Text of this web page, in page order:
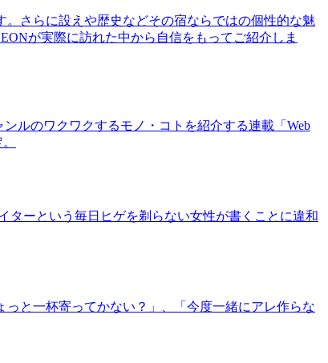
さらに設えや歴史などその宿ならではの個性的な魅
が実際に訪れた中から自信をもってご紹介しま
ルのワクワクするモノ・コトを紹介する連載「Web
ターという毎日ヒゲを剃らない女性が書くことに違和
と一杯寄ってかない？」、「今度一緒にアレ作らな